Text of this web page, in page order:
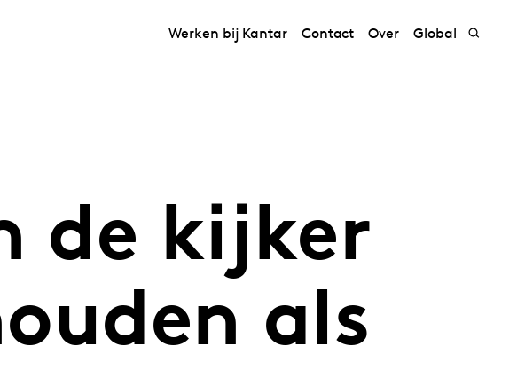
Werken bij Kantar Contact Over Global
de kijker
als